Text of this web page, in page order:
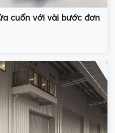
cuốn với vài bước đơn